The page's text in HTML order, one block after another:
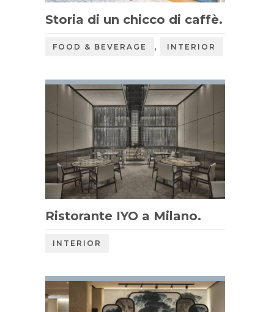
Storia di un chicco di caffè.
FOOD & BEVERAGE , INTERIOR
Ristorante IYO a Milano.
INTERIOR